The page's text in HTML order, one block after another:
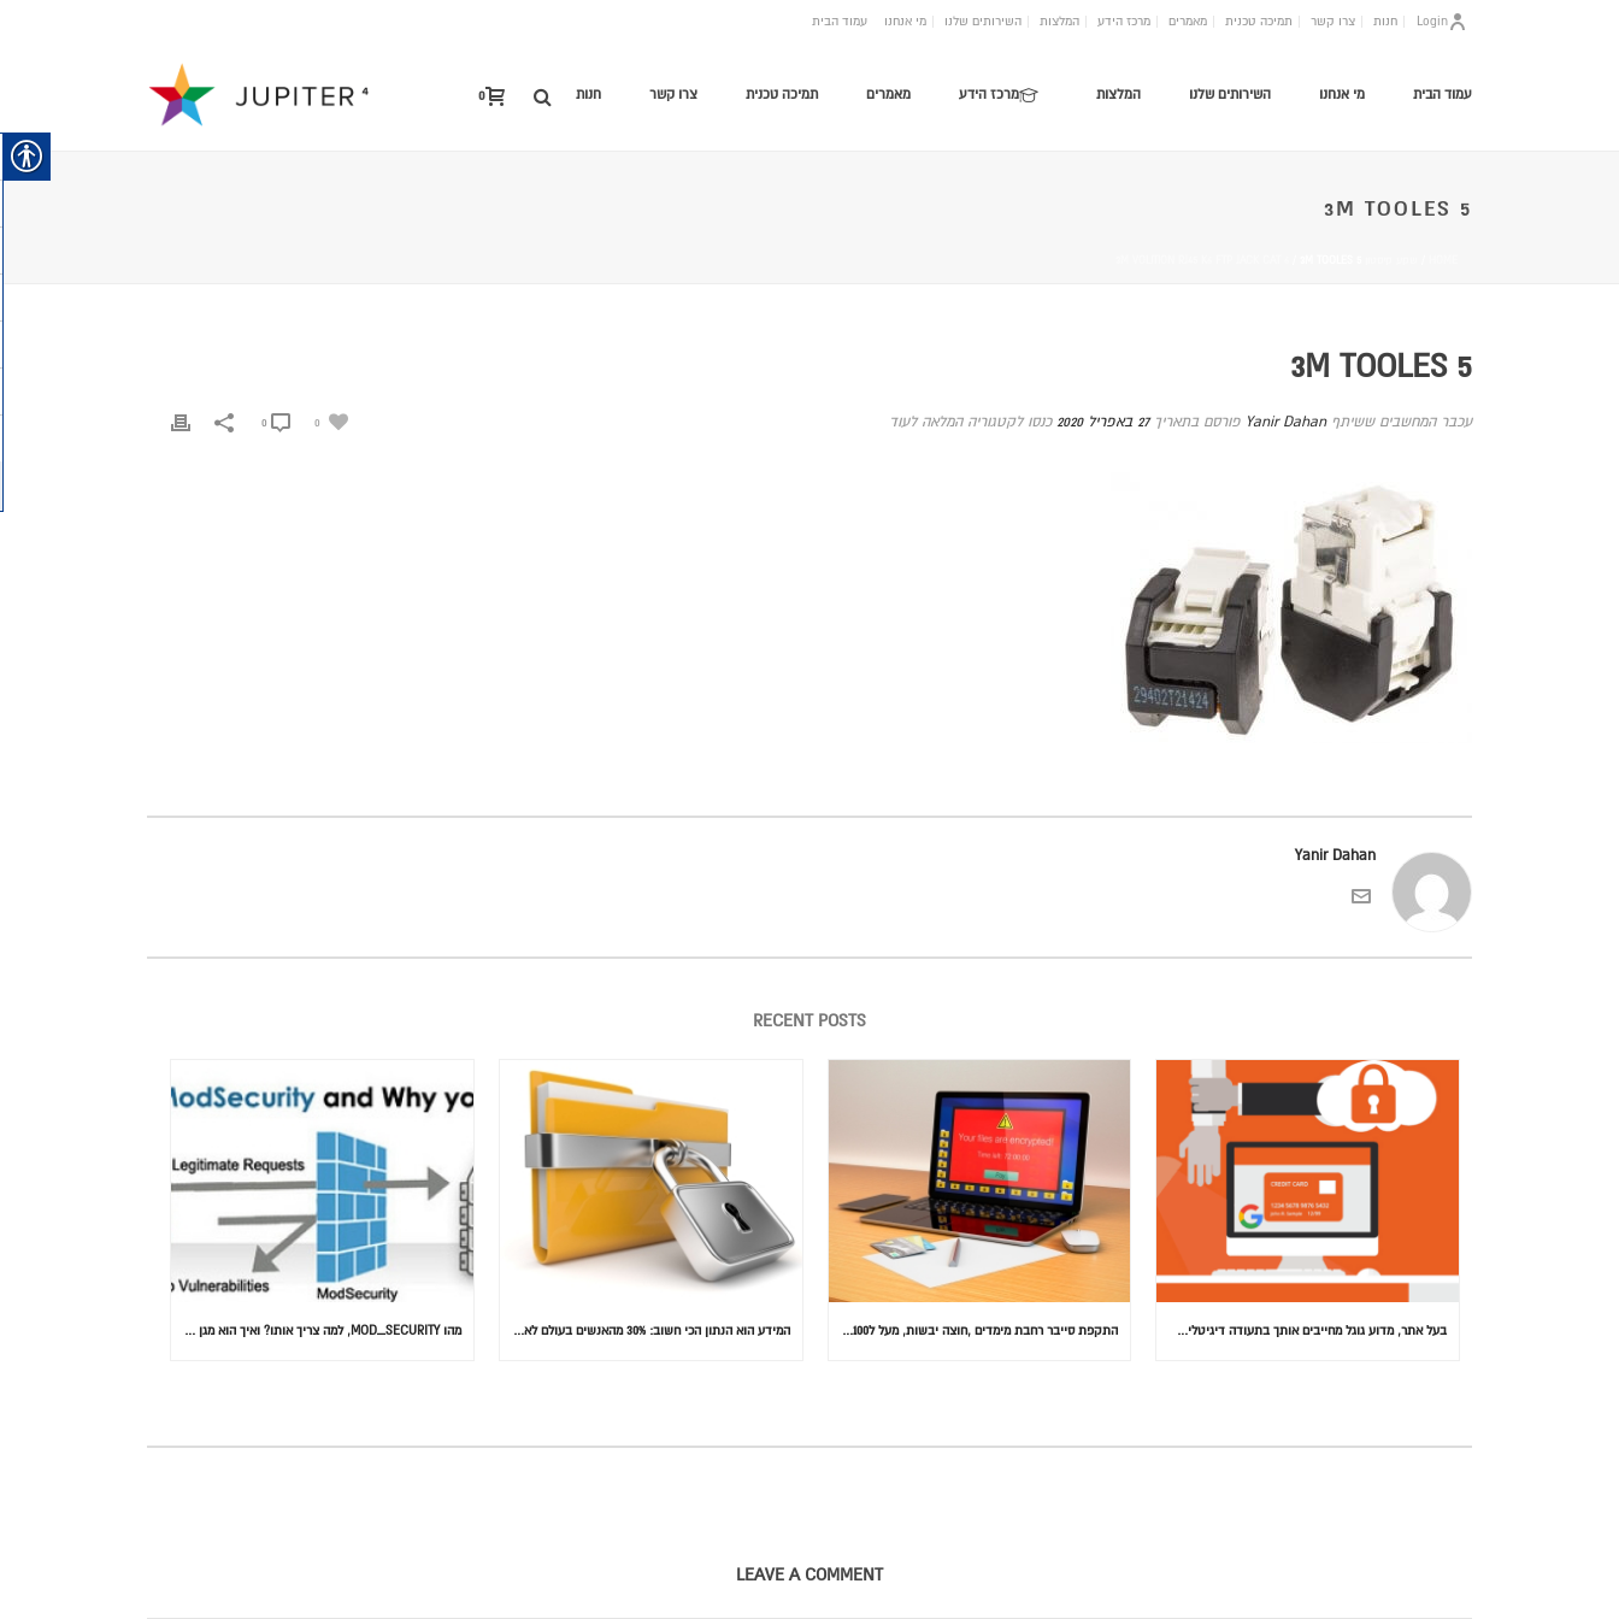
חנות צרו קשר תמיכה טכנית מאמרים מרכז הידע המלצות השירותים שלנו מי אנחנו עמוד הבית Login
חנות צרו קשר תמיכה טכנית מאמרים מרכז הידע המלצות השירותים שלנו מי אנחנו עמוד הבית 0
3M TOOLES 5
3M TOOLES 5
עכבר המחשבים ששיתףYanir Dahan פורסם בתאריך27 באפריל 2020 כנסו לקטגוריה המלאה לעוד 0
Yanir Dahan
RECENT POSTS
בעל אתר, מדוע גוגל מחייבים אותך בתעודה דיגיטלית (SSL) באתרך התקפת סייבר רחבת מימדים ,חוצה יבשות, מעל ל100 מדינות הותקפו ומאות אלפי מחשבים נדבקו המידע הוא הנתון הכי חשוב: 30% מהאנשים בעולם לא גיבו אף פעם מהו MOD_SECURITY, למה צריך אותו? ואיך הוא מגן על אתרכם….
LEAVE A COMMENT